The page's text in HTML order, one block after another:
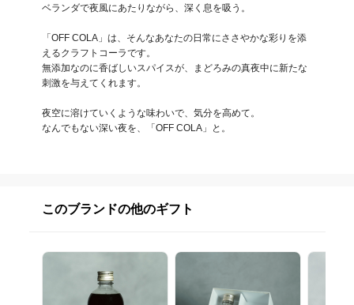
ベランダで夜風にあたりながら、深く息を吸う。
「OFF COLA」は、そんなあなたの日常にささやかな彩りを添
えるクラフトコーラです。
無添加なのに香ばしいスパイスが、まどろみの真夜中に新たな
刺激を与えてくれます。
夜空に溶けていくような味わいで、気分を高めて。
なんでもない深い夜を、「OFF COLA」と。
このブランドの他のギフト